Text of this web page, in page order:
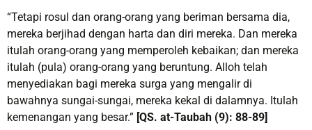
“Tetapi rosul dan orang-orang yang beriman bersama dia,
mereka berjihad dengan harta dan diri mereka. Dan mereka
itulah orang-orang yang memperoleh kebaikan; dan mereka
itulah (pula) orang-orang yang beruntung. Alloh telah
menyediakan bagi mereka surga yang mengalir di
bawahnya sungai-sungai, mereka kekal di dalamnya. Itulah
kemenangan yang besar.” [QS. at-Taubah (9): 88-89]